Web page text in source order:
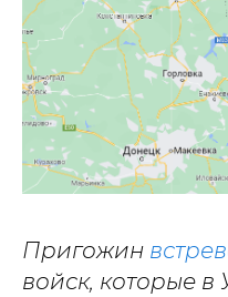
Пригожин
войск, которые